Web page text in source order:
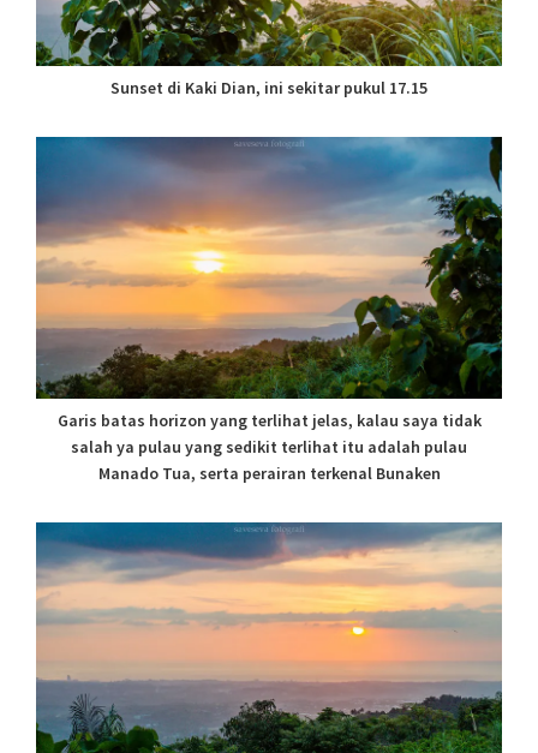
Sunset di Kaki Dian, ini sekitar pukul 17.15
Garis batas horizon yang terlihat jelas, kalau saya tidak
salah ya pulau yang sedikit terlihat itu adalah pulau
Manado Tua, serta perairan terkenal Bunaken